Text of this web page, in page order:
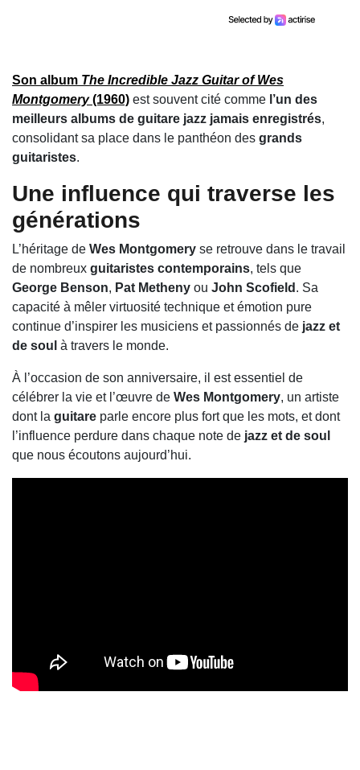
Son album The Incredible Jazz Guitar of Wes
Montgomery(1960) est souvent cité comme l’un des
meilleurs albums de guitare jazz jamais enregistrés,
consolidant sa place dans le panthéon des grands
guitaristes.
Une influence qui traverse les
générations
L’héritage de Wes Montgomery se retrouve dans le travail
de nombreux guitaristes contemporains, tels que
George Benson, Pat Metheny ou John Scofield . Sa
capacité à mêler virtuosité technique et émotion pure
continue d’inspirer les musiciens et passionnés de jazz et
de soul à travers le monde.
À l’occasion de son anniversaire, il est essentiel de
célébrer la vie et l’œuvre de Wes Montgomery, un artiste
dont la guitare parle encore plus fort que les mots, et dont
l’influence perdure dans chaque note de jazz et de soul
que nous écoutons aujourd’hui.